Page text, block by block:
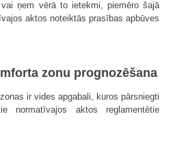
ņem vērā to ietekmi, piemēro šajā
aktos noteiktās prasības apbūves
zonu prognozēšana
ir vides apgabali, kuros pārsniegti
normatīvajos aktos reglamentētie